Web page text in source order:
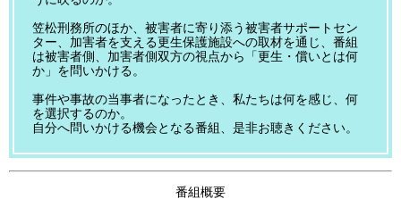
笠松刑務所のほか、被害者に寄り添う被害者サポートセン
ター、加害者を支える更生保護施設への取材を通じ、番組
は被害者側、加害者側双方の視点から「更生・償いとは何
か」を問いかける。
事件や事故の当事者になったとき、私たちは何を感じ、何
を選択するのか。
自分へ問いかける機会となる番組、是非お聴きください。
番組概要